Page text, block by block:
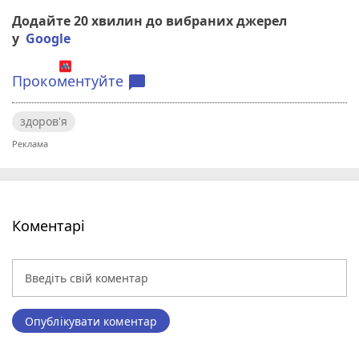
Додайте 20 хвилин до вибраних джерел
у Google
Прокоментуйте chat_bubble
здоров'я
Коментарі
Опублікувати коментар